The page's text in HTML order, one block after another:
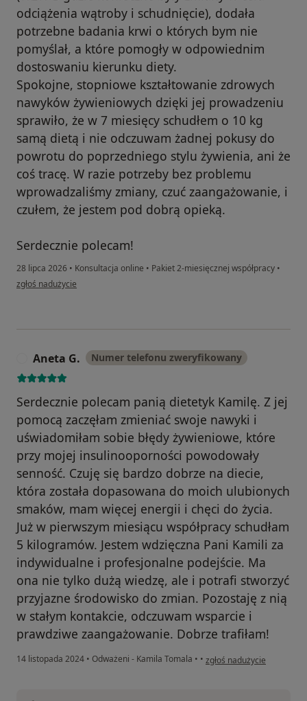
odciążenia wątroby i schudnięcie), dodała
potrzebne badania krwi o których bym nie
pomyślał, a które pomogły w odpowiednim
dostoswaniu kierunku diety.
Spokojne, stopniowe kształtowanie zdrowych
nawyków żywieniowych dzięki jej prowadzeniu
sprawiło, że w 7 miesięcy schudłem o 10 kg
samą dietą i nie odczuwam żadnej pokusy do
powrotu do poprzedniego stylu żywienia, ani że
coś tracę. W razie potrzeby bez problemu
wprowadzaliśmy zmiany, czuć zaangażowanie, i
czułem, że jestem pod dobrą opieką.
Serdecznie polecam!
28 lipca 2026 • Konsultacja online • Pakiet 2-miesięcznej współpracy •
w opinii użytkownika Marek K
zgłoś nadużycie
Aneta G. Numer telefonu zweryfikowany
Serdecznie polecam panią dietetyk Kamilę. Z jej
pomocą zaczęłam zmieniać swoje nawyki i
uświadomiłam sobie błędy żywieniowe, które
przy mojej insulinooporności powodowały
senność. Czuję się bardzo dobrze na diecie,
która została dopasowana do moich ulubionych
smaków, mam więcej energii i chęci do życia.
Już w pierwszym miesiącu współpracy schudłam
5 kilogramów. Jestem wdzięczna Pani Kamili za
indywidualne i profesjonalne podejście. Ma
ona nie tylko dużą wiedzę, ale i potrafi stworzyć
przyjazne środowisko do zmian. Pozostaję z nią
w stałym kontakcie, odczuwam wsparcie i
prawdziwe zaangażowanie. Dobrze trafiłam!
14 listopada 2024 • Odważeni - Kamila Tomala • • w opinii użytkownika
zgłoś nadużycie